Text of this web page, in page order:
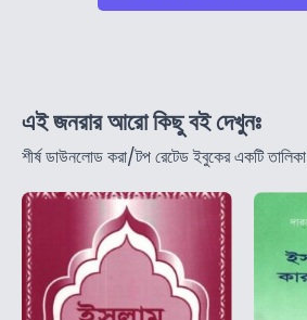
এই জনরার আরো কিছু বই দেখুনঃ
শীর্ষ ডাউনলোড করা/টপ রেটেড ইবুকের একটি তালিকা